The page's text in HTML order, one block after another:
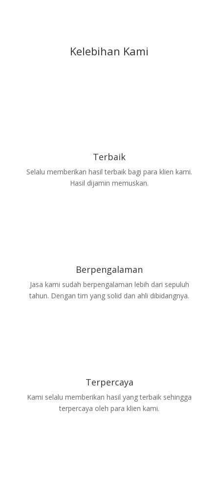
Kelebihan Kami
Terbaik
Selalu memberikan hasil terbaik bagi para klien kami.
Hasil dijamin memuskan.
Berpengalaman
Jasa kami sudah berpengalaman lebih dari sepuluh
tahun. Dengan tim yang solid dan ahli dibidangnya.
Terpercaya
Kami selalu memberikan hasil yang terbaik sehingga
terpercaya oleh para klien kami.